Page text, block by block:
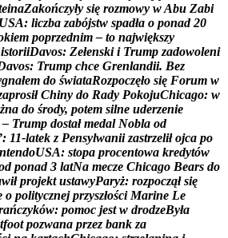
einaZakończyły się rozmowy wAbu Zabi
USA: liczba zabójstw spadła o ponad 20
kiem poprzednim – to największy
istoriiDavos: Zełenski i Trump zadowoleni
avos: Trump chce Grenlandii. Bez
gnałem do świataRozpoczęło się Forum w
aprosił Chiny do Rady PokojuChicago: w
żna do środy, potem silne uderzenie
– Trump dostał medal Nobla od
: 11-latek z Pensylwanii zastrzelił ojca po
ntendoUSA: stopa procentowa kredytów
d ponad 3 latNa mecze Chicago Bears do
wił projekt ustawyParyż: rozpoczął się
o politycznej przyszłości Marine Le
ańczyków: pomoc jest w drodzeByła
tfoot pozwana przez bank za